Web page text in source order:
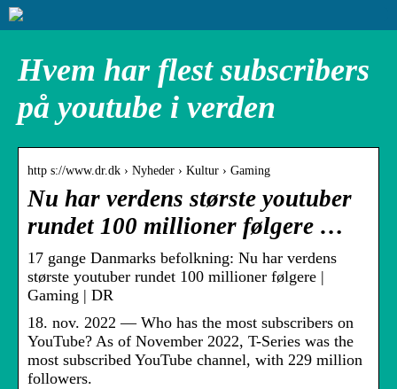
Hvem har flest subscribers
på youtube i verden
http s://www.dr.dk › Nyheder › Kultur › Gaming
Nu har verdens største youtuber
rundet 100 millioner følgere …
17 gange Danmarks befolkning: Nu har verdens
største youtuber rundet 100 millioner følgere |
Gaming | DR
18. nov. 2022 — Who has the most subscribers on
YouTube? As of November 2022, T-Series was the
most subscribed YouTube channel, with 229 million
followers.